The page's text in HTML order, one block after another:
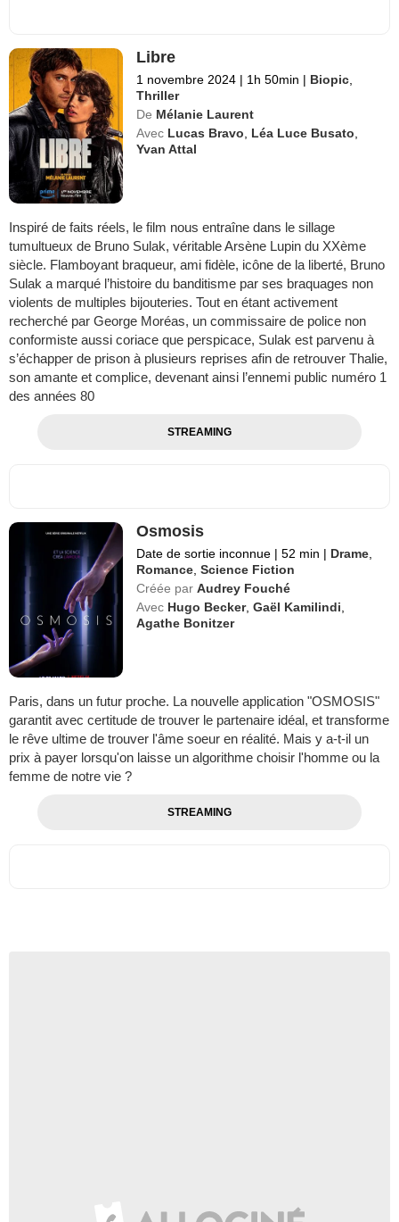
Libre
1 novembre 2024 | 1h 50min | Biopic
Thriller
De Mélanie Laurent
Avec Lucas Bravo Léa Luce Busato
Yvan Attal
Inspiré de faits réels, le film nous entraîne dans le sillage
tumultueux de Bruno Sulak, véritable Arsène Lupin du XXème
siècle. Flamboyant braqueur, ami fidèle, icône de la liberté, Bruno
Sulak a marqué l’histoire du banditisme par ses braquages non
violents de multiples bijouteries. Tout en étant activement
recherché par George Moréas, un commissaire de police non
conformiste aussi coriace que perspicace, Sulak est parvenu à
s’échapper de prison à plusieurs reprises afin de retrouver Thalie,
son amante et complice, devenant ainsi l’ennemi public numéro 1
des années 80
STREAMING
Osmosis
Date de sortie inconnue | 52 min | Drame
Romance ,Science Fiction
Créée par Audrey Fouché
Avec Hugo Becker,Gaël Kamilindi
Agathe Bonitzer
Paris, dans un futur proche. La nouvelle application "OSMOSIS"
garantit avec certitude de trouver le partenaire idéal, et transforme
le rêve ultime de trouver l'âme soeur en réalité. Mais y a-t-il un
prix à payer lorsqu'on laisse un algorithme choisir l'homme ou la
femme de notre vie ?
STREAMING